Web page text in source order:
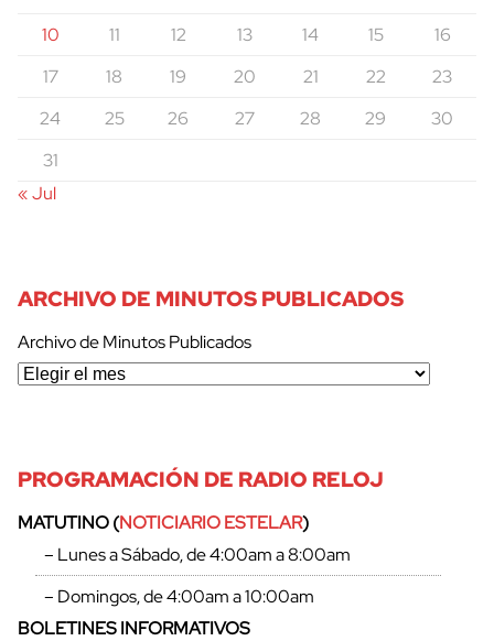
10
11 12 13 14 15
16
17
18 19 20 21 22
23
24
25 26 27 28 29
30
31
« Jul
ARCHIVO DE MINUTOS PUBLICADOS
Archivo de Minutos Publicados
PROGRAMACIÓN DE RADIO RELOJ
MATUTINO (NOTICIARIO ESTELAR)
– Lunes a Sábado, de 4:00am a 8:00am
– Domingos, de 4:00am a 10:00am
BOLETINES INFORMATIVOS